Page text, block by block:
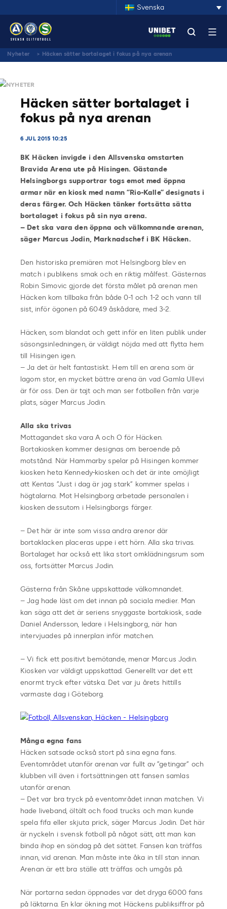
Svenska
Nyheter > Häcken sätter bortalaget i fokus på nya arenan
NYHETER
Häcken sätter bortalaget i
fokus på nya arenan
6 JUL 2015 10:25
BK Häcken invigde i den Allsvenska omstarten
Bravida Arena ute på Hisingen. Gästande
Helsingborgs supportrar togs emot med öppna
armar när en kiosk med namn ”Rio-Kalle” designats i
deras färger. Och Häcken tänker fortsätta sätta
bortalaget i fokus på sin nya arena.
– Det ska vara den öppna och välkomnande arenan,
säger Marcus Jodin, Marknadschef i BK Häcken.
Den historiska premiären mot Helsingborg blev en
match i publikens smak och en riktig målfest. Gästernas
Robin Simovic gjorde det första målet på arenan men
Häcken kom tillbaka från både 0-1 och 1-2 och vann till
sist, inför ögonen på 6049 åskådare, med 3-2.
Häcken, som blandat och gett inför en liten publik under
säsongsinledningen, är väldigt nöjda med att flytta hem
till Hisingen igen.
– Ja det är helt fantastiskt. Hem till en arena som är
lagom stor, en mycket bättre arena än vad Gamla Ullevi
är för oss. Den är tajt och man ser fotbollen från varje
plats, säger Marcus Jodin.
Alla ska trivas
Mottagandet ska vara A och O för Häcken.
Bortakiosken kommer designas om beroende på
motstånd. När Hammarby spelar på Hisingen kommer
kiosken heta Kennedy-kiosken och det är inte omöjligt
att Kentas ”Just i dag är jag stark” kommer spelas i
högtalarna. Mot Helsingborg arbetade personalen i
kiosken dessutom i Helsingborgs färger.
– Det här är inte som vissa andra arenor där
bortaklacken placeras uppe i ett hörn. Alla ska trivas.
Bortalaget har också ett lika stort omklädningsrum som
oss, fortsätter Marcus Jodin.
Gästerna från Skåne uppskattade välkomnandet.
– Jag hade läst om det innan på sociala medier. Man
kan säga att det är seriens snyggaste bortakiosk, sade
Daniel Andersson, ledare i Helsingborg, när han
intervjuades på innerplan inför matchen.
– Vi fick ett positivt bemötande, menar Marcus Jodin.
Kiosken var väldigt uppskattad. Generellt var det ett
enormt tryck efter vätska. Det var ju årets hittills
varmaste dag i Göteborg.
Många egna fans
Häcken satsade också stort på sina egna fans.
Eventområdet utanför arenan var fullt av ”getingar” och
klubben vill även i fortsättningen att fansen samlas
utanför arenan.
– Det var bra tryck på eventområdet innan matchen. Vi
hade liveband, öltält och food trucks och man kunde
spela fifa eller skjuta prick, säger Marcus Jodin. Det här
är nyckeln i svensk fotboll på något sätt, att man kan
binda ihop en söndag på det sättet. Fansen kan träffas
innan, vid arenan. Man måste inte åka in till stan innan.
Arenan är ett bra ställe att träffas och umgås på.
När portarna sedan öppnades var det dryga 6000 fans
på läktarna. En klar ökning mot Häckens publiksiffror på